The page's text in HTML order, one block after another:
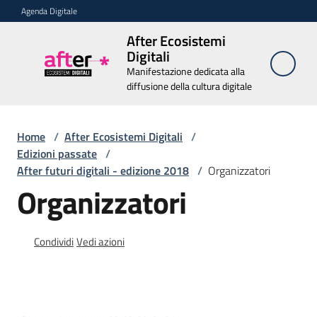
Vai al contenuto
Vai alla navigazione
Vai al footer
Agenda Digitale
After Ecosistemi
Digitali
Manifestazione dedicata alla
diffusione della cultura digitale
Ecosistemi
Digitali
cultura digitale
Chi
siamo
Relatori
Home / After Ecosistemi Digitali /
Edizioni passate /
After futuri digitali - edizione 2018 / Organizzatori
Organizzatori
CondividiVedi azioni